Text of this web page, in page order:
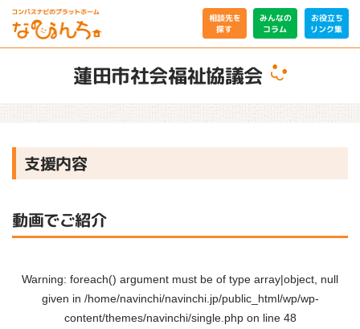
相談先を
探す
みんなの
コラム
お役立ち
リンク集
蓮田市社会福祉協議会
支援内容
動画でご紹介
Warning: foreach() argument must be of type array|object, null
given in /home/navinchi/navinchi.jp/public_html/wp/wp-
content/themes/navinchi/single.phpon line 48